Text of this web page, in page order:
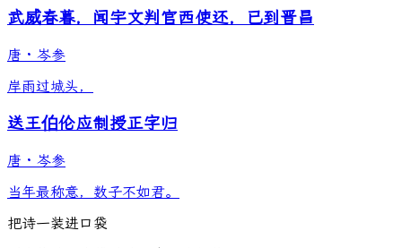
武威春暮，闻宇文判官西使还，已到晋昌
唐 · 岑参
岸雨过城头，
送王伯伦应制授正字归
唐 · 岑参
当年最称意，数子不如君。
把诗一装进口袋